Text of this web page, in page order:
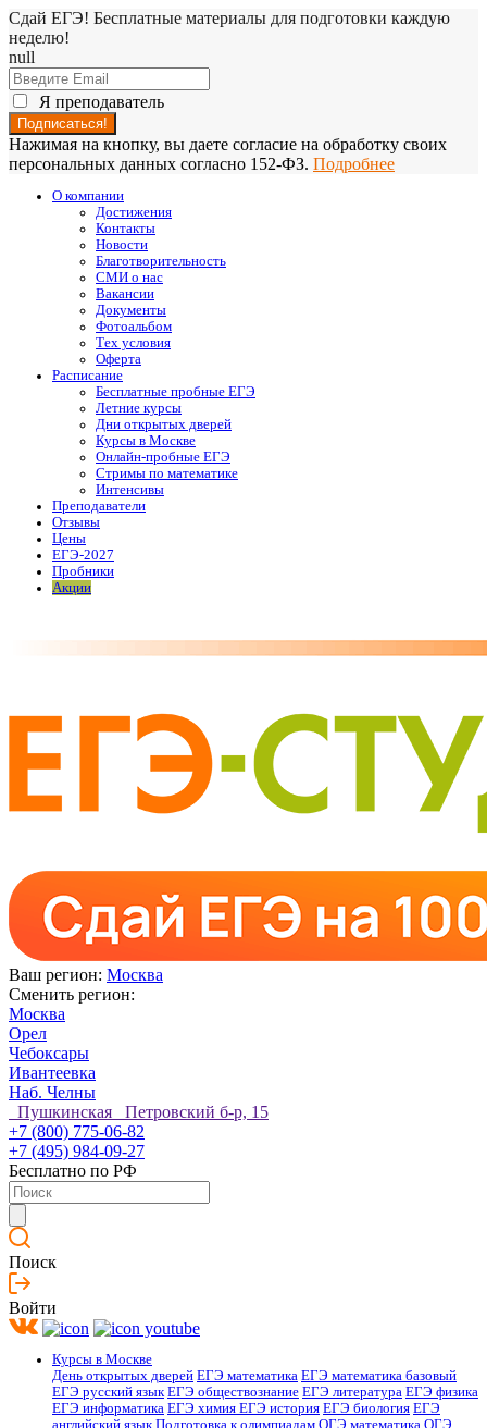
Сдай ЕГЭ! Бесплатные материалы для подготовки каждую
неделю!
null
Я преподаватель
Нажимая на кнопку, вы даете согласие на обработку своих
персональных данных согласно 152-ФЗ. Подробнее
О компании
Достижения
Контакты
Новости
Благотворительность
СМИ о нас
Вакансии
Документы
Фотоальбом
Тех условия
Оферта
Расписание
Бесплатные пробные ЕГЭ
Летние курсы
Дни открытых дверей
Курсы в Москве
Онлайн-пробные ЕГЭ
Стримы по математике
Интенсивы
Преподаватели
Отзывы
Цены
ЕГЭ-2027
Пробники
Акции
Ваш регион: Москва
Сменить регион:
Москва
Орел
Чебоксары
Ивантеевка
Наб. Челны
Пушкинская Петровский б-р, 15
+7 (800) 775-06-82
+7 (495) 984-09-27
Бесплатно по РФ
Поиск
Войти
Курсы в Москве
День открытых дверей ЕГЭ математика ЕГЭ математика базовый
ЕГЭ русский язык ЕГЭ обществознание ЕГЭ литература ЕГЭ физика
ЕГЭ информатика ЕГЭ химия ЕГЭ история ЕГЭ биология ЕГЭ